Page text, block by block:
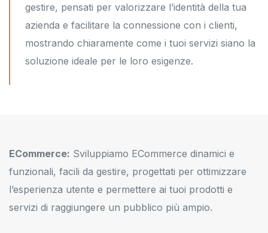
gestire, pensati per valorizzare l’identità della tua
azienda e facilitare la connessione con i clienti,
mostrando chiaramente come i tuoi servizi siano la
soluzione ideale per le loro esigenze.
ECommerce: Sviluppiamo ECommerce dinamici e
funzionali, facili da gestire, progettati per ottimizzare
l’esperienza utente e permettere ai tuoi prodotti e
servizi di raggiungere un pubblico più ampio.